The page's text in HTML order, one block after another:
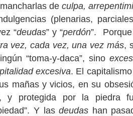
de culpa,
(plenarias,
“deudas” y “perdón”. Porque
vez, cada vez, una vez más,
“toma-y-daca”, sino
excesiva. El
mañas y vicios, en su
y protegida por la piedra
Y lasdeudas han